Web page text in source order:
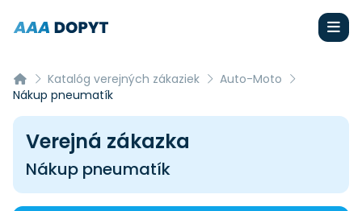
Katalóg verejných zákaziek
Auto-Moto
Nákup pneumatík
Verejná zákazka
Nákup pneumatík